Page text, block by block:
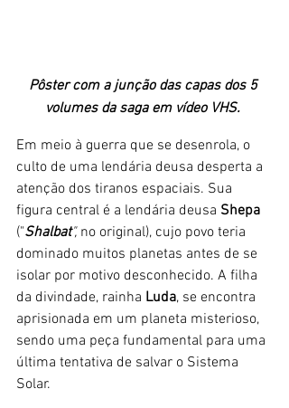
Pôster com a junção das capas dos 5
volumes da saga em vídeo VHS.
Em meio à guerra que se desenrola, o
culto de uma lendária deusa desperta a
atenção dos tiranos espaciais. Sua
figura central é a lendária deusa Shepa
("Shalbat", no original), cujo povo teria
dominado muitos planetas antes de se
isolar por motivo desconhecido. A filha
da divindade, rainha Luda, se encontra
aprisionada em um planeta misterioso,
sendo uma peça fundamental para uma
última tentativa de salvar o Sistema
Solar.